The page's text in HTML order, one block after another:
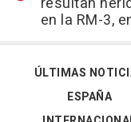
en la RM-3,
ÚLTIMAS
ESPAÑA